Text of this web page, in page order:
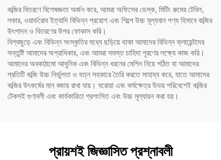
কব্জির বিতরণে বিশেষজ্ঞতা অর্জন করে, আমরা অফিসের ডেস্ক, মিটিং রুমের টেবিল,
লকার, ওয়ার্ডরোব ইত্যাদি বিভিন্ন প্রয়োগ এবং শিল্পে উচ্চ মূল্যবান পণ্য হিসাবে কব্জির
উৎপাদন ও বিতরণের উপর ফোকাস করি।
বিশ্বজুড়ে এবং বিভিন্ন সংস্কৃতির মধ্যে ছড়িয়ে থাকা আমাদের বিভিন্ন ক্লায়েন্টদের
সন্তুষ্টি আমাদের অগ্রাধিকার, এবং আমরা সমস্ত চাহিদা পূরণের লক্ষ্যে কাজ করি।
আমাদের অবকাঠামো আধুনিক এবং বিভিন্ন ধরনের মেশিন নিয়ে গঠিত যা আমাদের
প্রতিটি কব্জি উচ্চ নির্ভুলতা ও যত্ন সহকারে তৈরি করতে সাহায্য করে, যাতে আমাদের
কব্জির উৎকর্ষের মান বজায় রাখা যায়। ঘরোয়া এবং কর্মক্ষেত্র উভয় পরিবেশেই কব্জির
টেকসই গুণাবলী এবং কার্যকারিতা প্রশংসিত এবং উচ্চ মূল্যায়ন করা হয়।
প্রায়শই জিজ্ঞাসিত প্রশ্নাবলী